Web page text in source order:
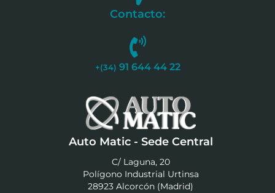
Contacto:
+(34) 91 644 44 22
Auto Matic - Sede Central
C/ Laguna, 20
Polígono Industrial Urtinsa
28923 Alcorcón (Madrid)